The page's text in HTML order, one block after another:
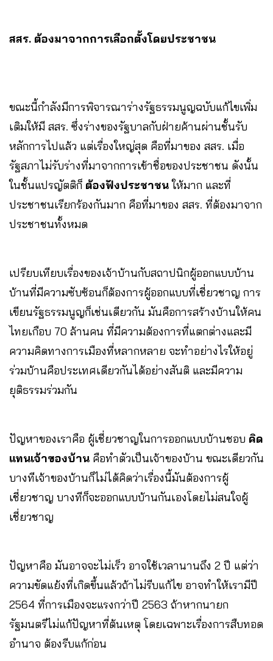
สสร. ต้องมาจากการเลือกตั้งโดยประชาชน
ขณะนี้กำลังมีการพิจารณาร่างรัฐธรรมนูญฉบับแก้ไขเพิ่ม
เติมให้มี สสร. ซึ่งร่างของรัฐบาลกับฝ่ายค้านผ่านชั้นรับ
หลักการไปแล้ว แต่เรื่องใหญ่สุด คือที่มาของ สสร. เมื่อ
รัฐสภาไม่รับร่างที่มาจากการเข้าชื่อของประชาชน ดังนั้น
ในชั้นแปรญัตติก็ ต้องฟังประชาชนให้มาก และที่
ประชาชนเรียกร้องกันมาก คือที่มาของ สสร. ที่ต้องมาจาก
ประชาชนทั้งหมด
เปรียบเทียบเรื่องของเจ้าบ้านกับสถาปนิกผู้ออกแบบบ้าน
บ้านที่มีความซับซ้อนก็ต้องการผู้ออกแบบที่เชี่ยวชาญ การ
เขียนรัฐธรรมนูญก็เช่นเดียวกัน มันคือการสร้างบ้านให้คน
ไทยเกือบ 70 ล้านคน ที่มีความต้องการที่แตกต่างและมี
ความคิดทางการเมืองที่หลากหลาย จะทำอย่างไรให้อยู่
ร่วมบ้านคือประเทศเดียวกันได้อย่างสันติ และมีความ
ยุติธรรมร่วมกัน
ปัญหาของเราคือ ผู้เชี่ยวชาญในการออกแบบบ้านชอบ คิด
แทนเจ้าของบ้าน คือทำตัวเป็นเจ้าของบ้าน ขณะเดียวกัน
บางทีเจ้าของบ้านก็ไม่ได้คิดว่าเรื่องนี้มันต้องการผู้
เชี่ยวชาญ บางทีก็จะออกแบบบ้านกันเองโดยไม่สนใจผู้
เชี่ยวชาญ
ปัญหาคือ มันอาจจะไม่เร็ว อาจใช้เวลานานถึง 2 ปี แต่ว่า
ความขัดแย้งที่เกิดขึ้นแล้วถ้าไม่รีบแก้ไข อาจทำให้เรามีปี
2564 ที่การเมืองจะแรงกว่าปี 2563 ถ้าหากนายก
รัฐมนตรีไม่แก้ปัญหาที่ต้นเหตุ โดยเฉพาะเรื่องการสืบทอด
อำนาจ ต้องรีบแก้ก่อน